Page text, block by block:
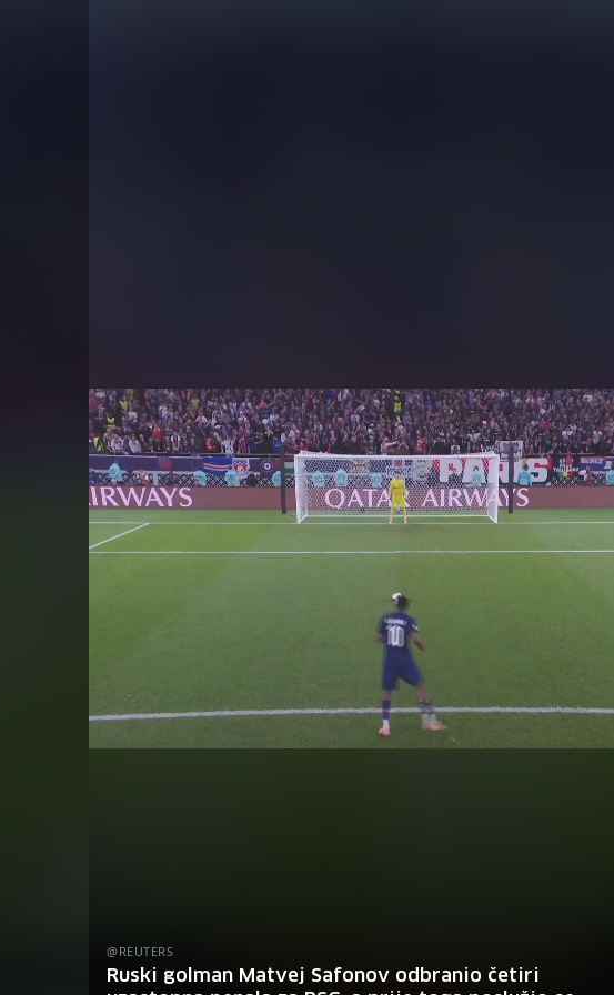
@REUTERS
Ruski golman Matvej Safonov odbranio četiri